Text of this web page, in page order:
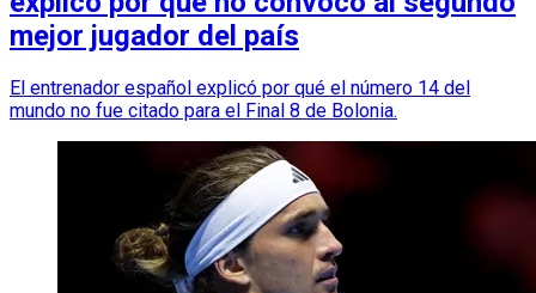
mejor jugador del país
El entrenador español explicó por qué el número 14 del
mundo no fue citado para el Final 8 de Bolonia.